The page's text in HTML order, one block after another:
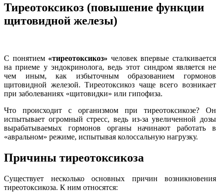
Тиреотоксикоз (повышение функции
щитовидной железы)
С понятием «тиреотоксикоз» человек впервые сталкивается
на приеме у эндокринолога, ведь этот синдром является не
чем иным, как избыточным образованием гормонов
щитовидной железой. Тиреотоксикоз чаще всего возникает
при заболеваниях «щитовидки» или гипофиза.
Что происходит с организмом при тиреотоксикозе? Он
испытывает огромный стресс, ведь из-за увеличенной дозы
вырабатываемых гормонов органы начинают работать в
«авральном» режиме, испытывая колоссальную нагрузку.
Причины тиреотоксикоза
Существует несколько основных причин возникновения
тиреотоксикоза. К ним относятся: